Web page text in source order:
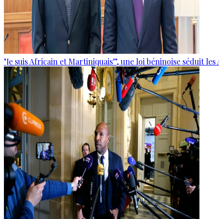
"Je suis Africain et Martiniquais”, une loi béninoise séduit les